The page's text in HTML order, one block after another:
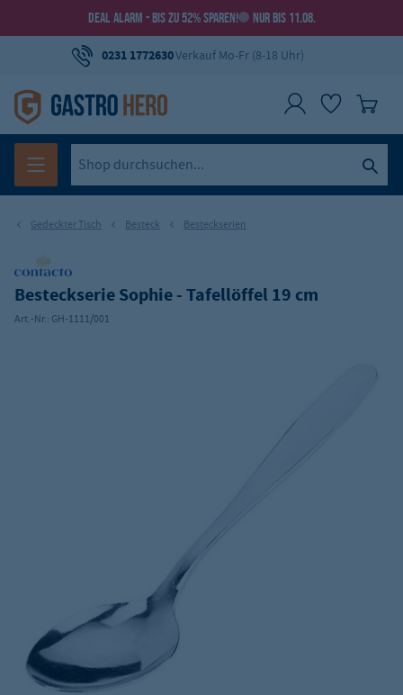
DEAL ALARM - BIS ZU 52% SPAREN! NUR BIS 11.08.
0231 1772630Verkauf Mo-Fr (8-18 Uhr)
Gedeckter Tisch Besteck Besteckserien
Besteckserie Sophie - Tafellöffel 19 cm
Art.-Nr.: GH-1111/001